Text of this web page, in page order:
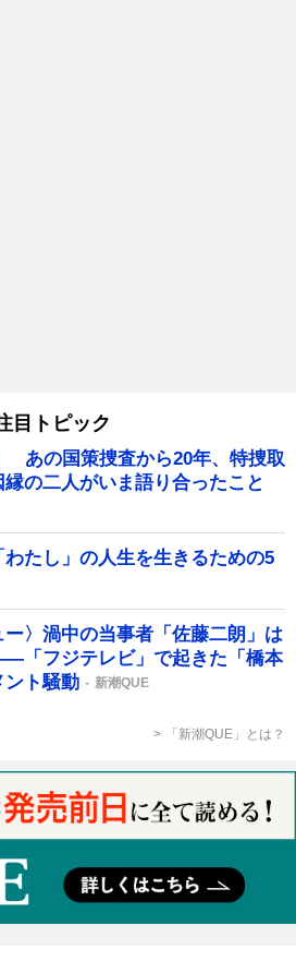
目トピック
あの国策捜査から20年、特捜取
の二人がいま語り合ったこと
たし」の人生を生きるための5
ー〉渦中の当事者「佐藤二朗」は
「フジテレビ」で起きた「橋本
ント騒動
新潮QUE
「新潮QUE」とは？